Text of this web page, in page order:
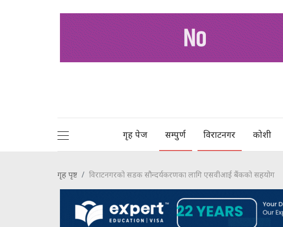
गृह पेज सम्पुर्ण विराटनगर कोशी
गृह पृष्ट विराटनगरको सडक सौन्दर्यकरणका लागि एसवीआई बैंकको सहयोग